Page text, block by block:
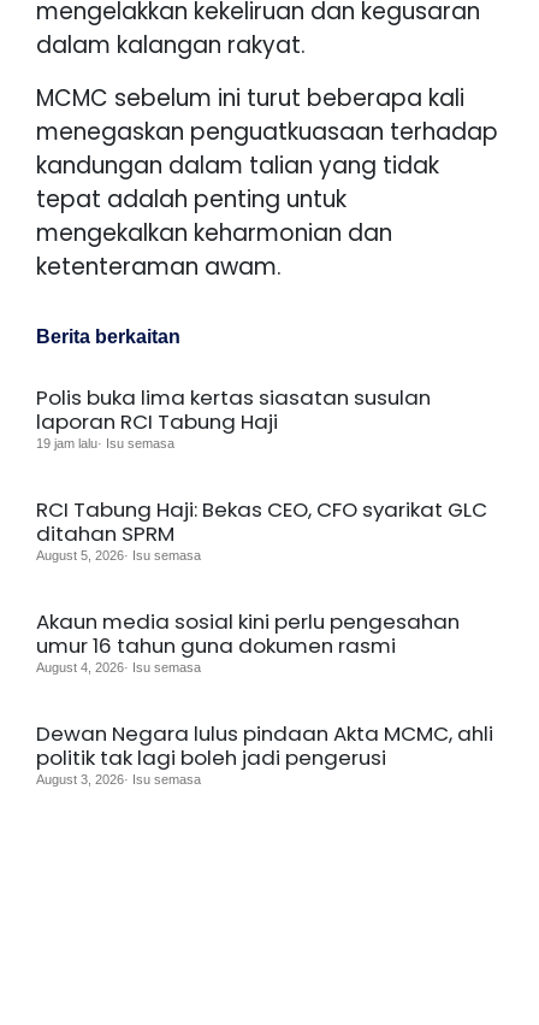
mengelakkan kekeliruan dan kegusaran
dalam kalangan rakyat.
MCMC sebelum ini turut beberapa kali
menegaskan penguatkuasaan terhadap
kandungan dalam talian yang tidak
tepat adalah penting untuk
mengekalkan keharmonian dan
ketenteraman awam.
Berita berkaitan
Polis buka lima kertas siasatan susulan
laporan RCI Tabung Haji
19 jam lalu· Isu semasa
RCI Tabung Haji: Bekas CEO, CFO syarikat GLC
ditahan SPRM
August 5, 2026· Isu semasa
Akaun media sosial kini perlu pengesahan
umur 16 tahun guna dokumen rasmi
August 4, 2026· Isu semasa
Dewan Negara lulus pindaan Akta MCMC, ahli
politik tak lagi boleh jadi pengerusi
August 3, 2026· Isu semasa